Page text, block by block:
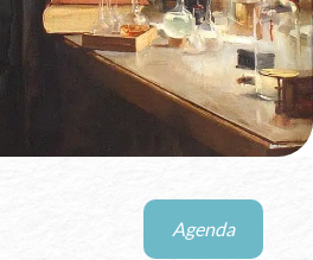
Voir
Agenda